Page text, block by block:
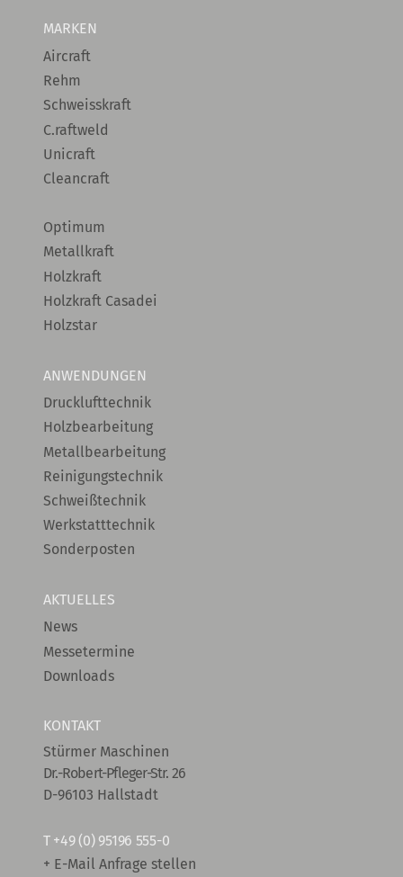
MARKEN
Aircraft
Rehm
Schweisskraft
C.raftweld
Unicraft
Cleancraft
Optimum
Metallkraft
Holzkraft
Holzkraft Casadei
Holzstar
ANWENDUNGEN
Drucklufttechnik
Holzbearbeitung
Metallbearbeitung
Reinigungstechnik
Schweißtechnik
Werkstatttechnik
Sonderposten
AKTUELLES
News
Messetermine
Downloads
KONTAKT
Stürmer Maschinen
Dr.-Robert-Pfleger-Str. 26
D-96103 Hallstadt
T +49 (0) 95196 555-0
+ E-Mail Anfrage stellen